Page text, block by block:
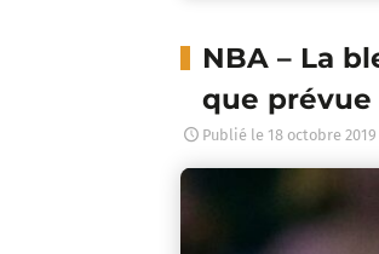
NBA – La
que prévue
Publié le 18 octobre